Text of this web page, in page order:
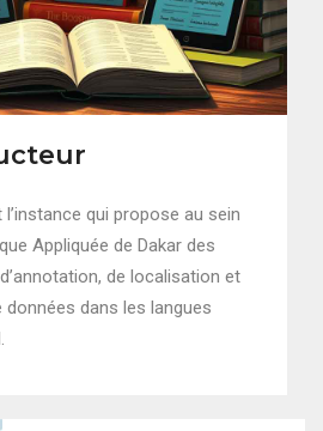
l’instance qui propose au sein
Appliquée de Dakar des
de localisation et
dans les langues